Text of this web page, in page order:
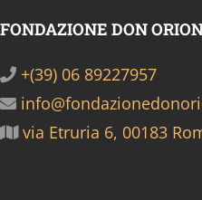
FONDAZIONE DON
+(39) 06 89227957
via Etruria 6, 00183